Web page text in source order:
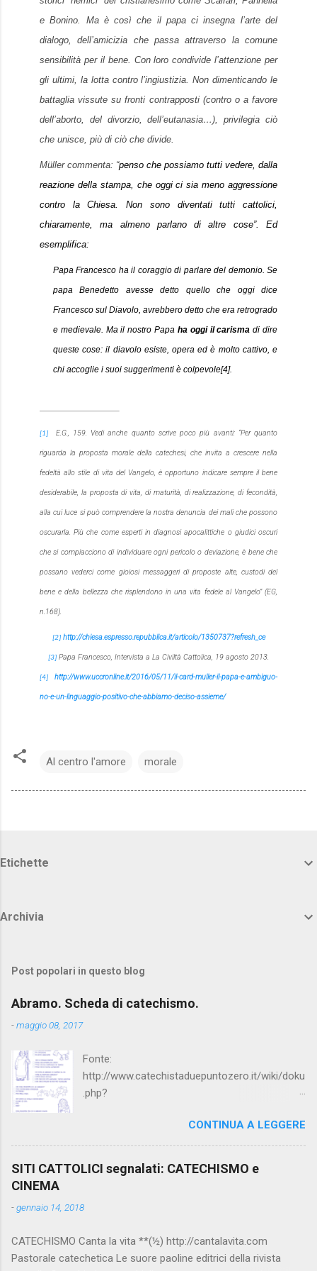
e Bonino. Ma è così che il papa ci insegna l’arte del
dialogo, dell’amicizia che passa attraverso la comune
sensibilità per il bene. Con loro condivide l’attenzione per
gli ultimi, la lotta contro l’ingiustizia. Non dimenticando le
battaglia vissute su fronti contrapposti (contro o a favore
dell’aborto, del divorzio, dell’eutanasia…), privilegia ciò
che unisce, più di ciò che divide.
Müller commenta: “penso che possiamo tutti vedere, dalla
reazione della stampa, che oggi ci sia meno aggressione
contro la Chiesa. Non sono diventati tutti cattolici,
chiaramente, ma almeno parlano di altre cose”. Ed
esemplifica:
Papa Francesco ha il coraggio di parlare del demonio. Se
papa Benedetto avesse detto quello che oggi dice
Francesco sul Diavolo, avrebbero detto che era retrogrado
e medievale. Ma il nostro Papa ha oggi il carisma di dire
queste cose: il diavolo esiste, opera ed è molto cattivo, e
chi accoglie i suoi suggerimenti è colpevole[4].
[1] E.G., 159. Vedi anche quanto scrive poco più avanti: “Per quanto
riguarda la proposta morale della catechesi, che invita a crescere nella
fedeltà allo stile di vita del Vangelo, è opportuno indicare sempre il bene
desiderabile, la proposta di vita, di maturità, di realizzazione, di fecondità,
alla cui luce si può comprendere la nostra denuncia dei mali che possono
oscurarla. Più che come esperti in diagnosi apocalittiche o giudici oscuri
che si compiacciono di individuare ogni pericolo o deviazione, è bene che
possano vederci come gioiosi messaggeri di proposte alte, custodi del
bene e della bellezza che risplendono in una vita fedele al Vangelo” (EG,
n.168).
[2] http://chiesa.espresso.repubblica.it/articolo/1350737?refresh_ce
[3] Papa Francesco, Intervista a La Civiltà Cattolica , 19 agosto 2013.
[4] http://www.uccronline.it/2016/05/11/il-card-muller-il-papa-e-ambiguo-
no-e-un-linguaggio-positivo-che-abbiamo-deciso-assieme/
Al centro l'amore morale
Etichette
Archivia
Post popolari in questo blog
Abramo. Scheda di catechismo.
-maggio 08, 2017
Fonte:
http://www.catechistaduepuntozero.it/wiki/doku
.php?
CONTINUA A LEGGERE
SITI CATTOLICI segnalati: CATECHISMO e
CINEMA
-gennaio 14, 2018
CATECHISMO Canta la vita **(½) http://cantalavita.com
Pastorale catechetica Le suore paoline editrici della rivista